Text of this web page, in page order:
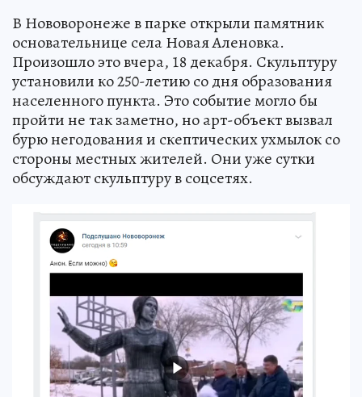
В Нововоронеже в парке открыли памятник
основательнице села Новая Аленовка.
Произошло это вчера, 18 декабря. Скульптуру
установили ко 250-летию со дня образования
населенного пункта. Это событие могло бы
пройти не так заметно, но арт-объект вызвал
бурю негодования и скептических ухмылок со
стороны местных жителей. Они уже сутки
обсуждают скульптуру в соцсетях.